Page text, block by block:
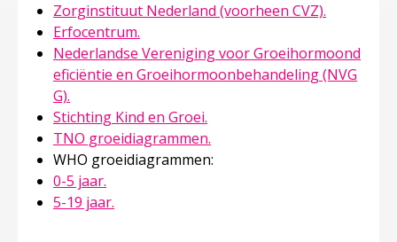
Zorginstituut Nederland (voorheen CVZ).
Erfocentrum.
Nederlandse Vereniging voor Groeihormoond
eficiëntie en Groeihormoonbehandeling (NVG
G).
Stichting Kind en Groei.
TNO groeidiagrammen.
WHO groeidiagrammen:
0-5 jaar.
5-19 jaar.